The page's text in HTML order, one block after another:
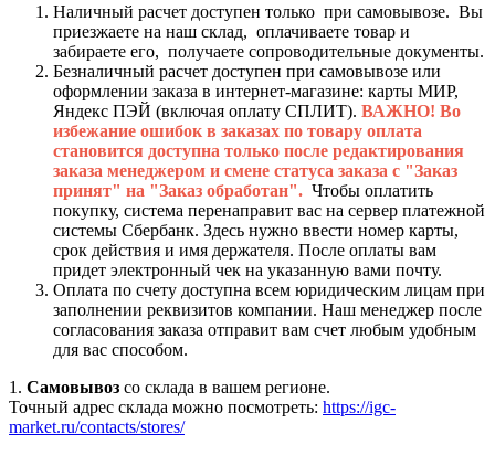
Наличный расчет доступен только при самовывозе. Вы
приезжаете на наш склад, оплачиваете товар и
забираете его, получаете сопроводительные документы.
Безналичный расчет доступен при самовывозе или
оформлении заказа в интернет-магазине: карты МИР,
Яндекс ПЭЙ (включая оплату СПЛИТ). ВАЖНО! Во
избежание ошибок в заказах по товару оплата
становится доступна только после редактирования
заказа менеджером и смене статуса заказа с "Заказ
принят" на "Заказ обработан". Чтобы оплатить
покупку, система перенаправит вас на сервер платежной
системы Сбербанк. Здесь нужно ввести номер карты,
срок действия и имя держателя. После оплаты вам
придет электронный чек на указанную вами почту.
Оплата по счету доступна всем юридическим лицам при
заполнении реквизитов компании. Наш менеджер после
согласования заказа отправит вам счет любым удобным
для вас способом.
1. Самовывоз со склада в вашем регионе.
Точный адрес склада можно посмотреть: https://igc-
market.ru/contacts/stores/